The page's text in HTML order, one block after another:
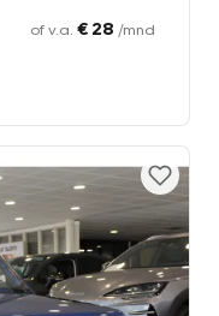
of v.a. € 28 /mnd